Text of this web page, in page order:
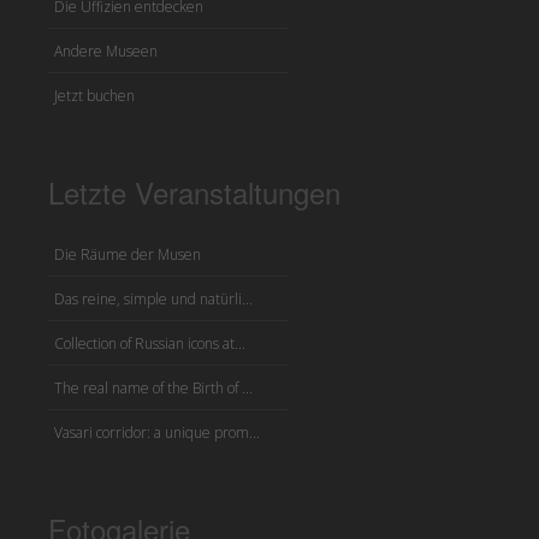
Die Uffizien entdecken
Andere Museen
Jetzt buchen
Letzte Veranstaltungen
Die Räume der Musen
Das reine, simple und natürli...
Collection of Russian icons at...
The real name of the Birth of ...
Vasari corridor: a unique prom...
Fotogalerie